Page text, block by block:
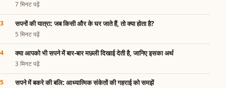
7 मिनट पढ़ें
सपनों की यात्रा: जब किसी और के घर जाते हैं, तो क्या होता है?
5 मिनट पढ़ें
क्या आपको भी सपने में बार-बार मछली दिखाई देती है, जानिए इसका अर्थ
3 मिनट पढ़ें
सपने में बकरे की बलि: आध्यात्मिक संकेतों की गहराई को समझें